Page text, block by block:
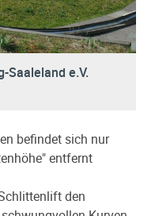
Saaleland e.V.
befindet sich nur
entfernt
den